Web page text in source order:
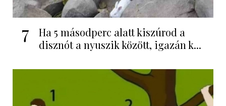
7
Ha 5 másodperc alatt kiszúrod a
disznót a nyuszik között, igazán k...